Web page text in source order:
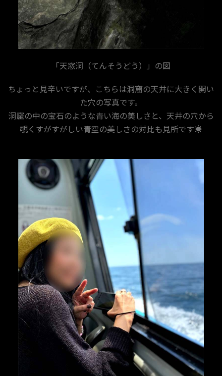
「天窓洞（てんそうどう）」の図
ちょっと見辛いですが、こちらは洞窟の天井に大きく開い
た穴の写真です。
洞窟の中の宝石のような青い海の美しさと、天井の穴から
覗くすがすがしい青空の美しさの対比も見所です☀